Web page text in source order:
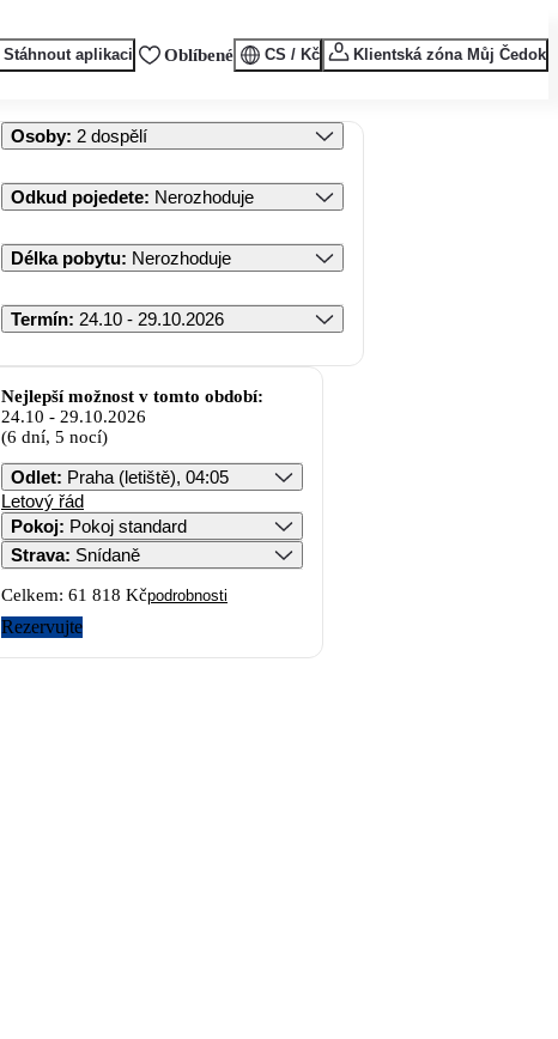
Stáhnout aplikaci Oblíbené CS / Kč Klientská zóna Můj Čedok
Osoby: 2 dospělí
Odkud pojedete: Nerozhoduje
Délka pobytu: Nerozhoduje
Termín: 24.10 - 29.10.2026
Nejlepší možnost v tomto období:
24.10 - 29.10.2026
(6 dní, 5 nocí)
Odlet: Praha (letiště), 04:05
Letový řád
Pokoj: Pokoj standard
Strava: Snídaně
Celkem: 61 818 Kčpodrobnosti
Rezervujte